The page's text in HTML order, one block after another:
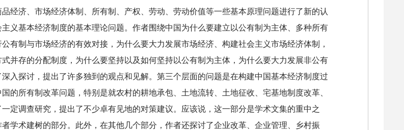
经济、市场经济体制、所有制、产权、劳动、劳动价值等一些基本原理问题进行了新的认
义基本经济制度的基本理论问题。作者围绕中国为什么要建立以公有制为主体、多种所有
有制与市场经济的有效对接，为什么要大力发展市场经济、构建社会主义市场经济体制，
并存的分配制度，为什么要坚持以及如何坚持以公有制为主体，为什么要大力发展非公有
入探讨，提出了许多独到的观点和见解。第三个层面的问题是在构建中国基本经济制度过
的所有制改革问题，特别是就农村的耕地承包、土地流转、土地征收、宅基地制度改革、
定调查研究，提出了不少卓有见地的对策建议。应该说，这一部分是学术文集的重中之
学术建树的部分。此外，在其他几个部分，作者还探讨了企业改革、企业管理、乡村振